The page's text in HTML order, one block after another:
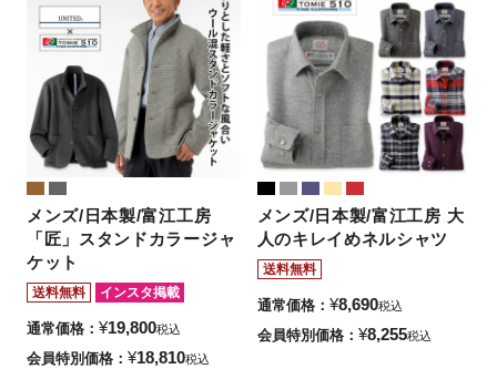
メンズ/日本製/富江工房
「匠」スタンドカラージャ
ケット
送料無料 インスタ掲載
通常価格 ¥19,800税込
会員特別価格 ¥18,810税込
メンズ/日本製/富江工房 大
人のキレイめネルシャツ
送料無料
通常価格 ¥8,690税込
会員特別価格 ¥8,255税込